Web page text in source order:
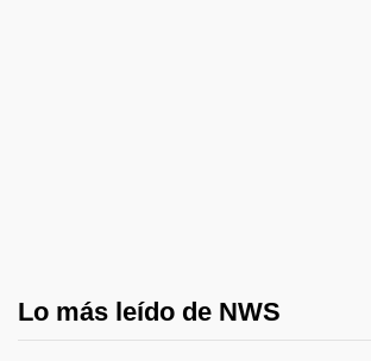
Lo más leído de NWS